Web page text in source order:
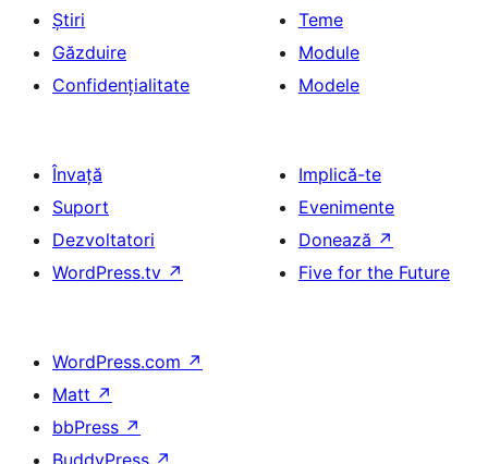
Știri
Găzduire
Confidențialitate
Teme
Module
Modele
Învață
Suport
Dezvoltatori
WordPress.tv ↗
Implică-te
Evenimente
Donează ↗
Five for the Future
WordPress.com ↗
Matt ↗
bbPress ↗